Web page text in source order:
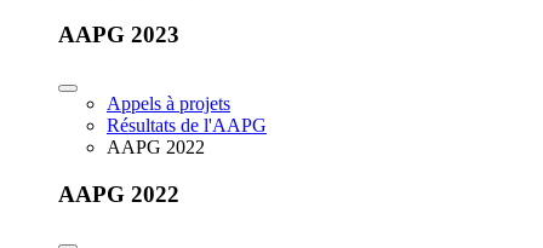
AAPG 2023
Appels à projets
Résultats de l'AAPG
AAPG 2022
AAPG 2022